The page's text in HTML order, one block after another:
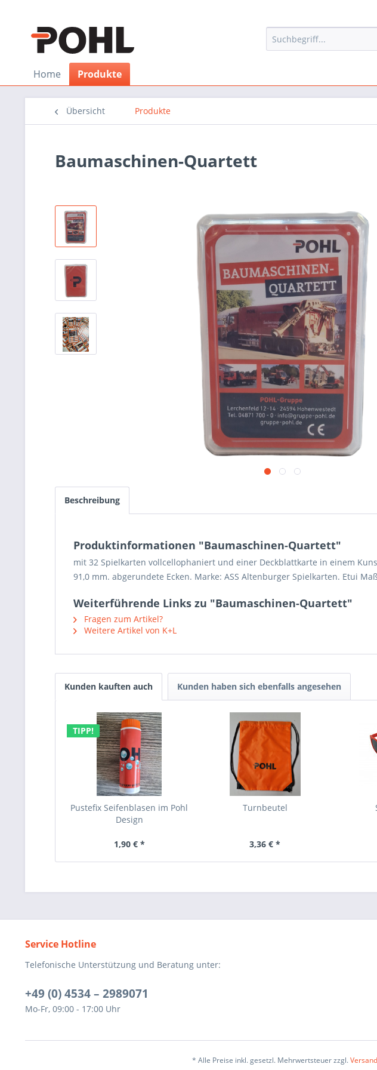
Home Produkte
Übersicht Produkte
Baumaschinen-Quartett
Beschreibung
Produktinformationen "Baumaschinen-Quartett"
mit 32 Spielkarten vollcellophaniert und einer Deckblattkarte in einem
91,0 mm. abgerundete Ecken. Marke: ASS Altenburger Spielkarten. Etui
Weiterführende Links zu "Baumaschinen-Quartett"
Fragen zum Artikel?
Weitere Artikel von K+L
Kunden kauften auch Kunden haben sich ebenfalls angesehen
TIPP!
Pustefix Seifenblasen im Pohl
Design
1,90 € *
Turnbeutel
3,36 € *
Service Hotline
Telefonische Unterstützung und Beratung unter:
+49 (0) 4534 – 2989071
Mo-Fr, 09:00 - 17:00 Uhr
* Alle Preise inkl. gesetzl. Mehrwertsteuer zzgl.